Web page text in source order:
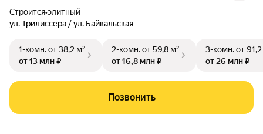
Строится•элитный
ул. Трилиссера / ул. Байкальская
1-комн.от 38,2 м²
от 13 млн ₽
2-комн.от 59,8 м²
от 16,8 млн ₽
3-комн.от
от 26 млн ₽
Позвонить